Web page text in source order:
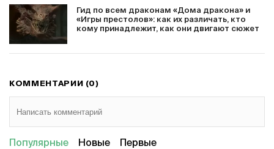
Гид по всем драконам «Дома дракона» и
«Игры престолов»: как их различать, кто
кому принадлежит, как они двигают сюжет
КОММЕНТАРИИ (0)
Популярные Новые Первые